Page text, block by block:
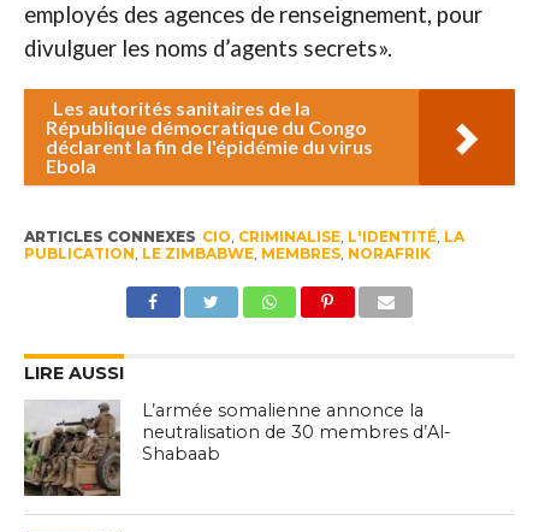
employés des agences de renseignement, pour
divulguer les noms d’agents secrets».
Les autorités sanitaires de la
République démocratique du Congo
déclarent la fin de l'épidémie du virus
Ebola
ARTICLES CONNEXES CIO, CRIMINALISE, L'IDENTITÉ, LA
PUBLICATION, LE ZIMBABWE, MEMBRES, NORAFRIK
LIRE AUSSI
L’armée somalienne annonce la
neutralisation de 30 membres d’Al-
Shabaab